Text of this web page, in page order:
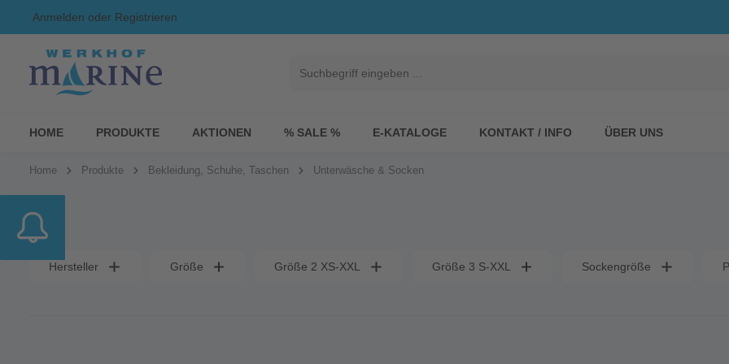
Anmelden oder Registrieren
HOME PRODUKTE AKTIONEN % SALE % E-KATALOGE KONTAKT / INFO ÜBER UNS
Home Produkte Bekleidung, Schuhe, Taschen Unterwäsche & Socken
Hersteller Größe Größe 2 XS-XXL Größe 3 S-XXL Sockengröße